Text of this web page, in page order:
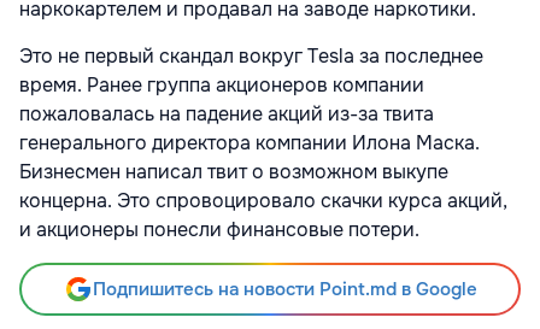
наркокартелем и продавал на заводе наркотики.
Это не первый скандал вокруг Tesla за последнее
время. Ранее группа акционеров компании
пожаловалась на падение акций из-за твита
генерального директора компании Илона Маска.
Бизнесмен написал твит о возможном выкупе
концерна. Это спровоцировало скачки курса акций,
и акционеры понесли финансовые потери.
Подпишитесь на новости Point.md в Google